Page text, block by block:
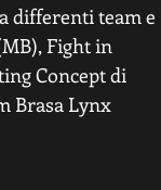
differenti team e
Fight in
Concept di
Brasa Lynx